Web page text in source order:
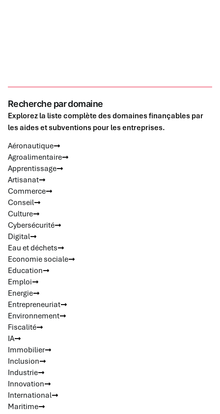
Recherche par domaine
Explorez la liste complète des domaines finançables par
les aides et subventions pour les entreprises.
Aéronautique
Agroalimentaire
Apprentissage
Artisanat
Commerce
Conseil
Culture
Cybersécurité
Digital
Eau et déchets
Economie sociale
Education
Emploi
Energie
Entrepreneuriat
Environnement
Fiscalité
IA
Immobilier
Inclusion
Industrie
Innovation
International
Maritime